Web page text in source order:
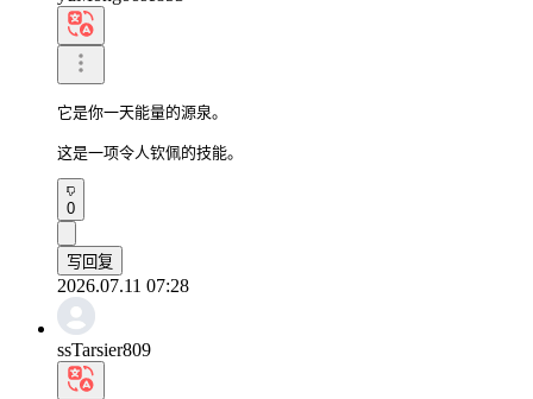
它是你一天能量的源泉。
这是一项令人钦佩的技能。
0
写回复
2026.07.11 07:28
ssTarsier809